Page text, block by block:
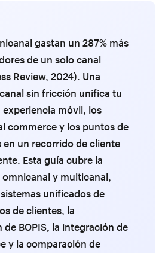
gastan un 287% más
de un solo canal
Review, 2024). Una
sin fricción unifica tu
móvil, los
commerce y los puntos de
un recorrido de cliente
Esta guía cubre la
y multicanal,
unificados de
de clientes, la
BOPIS, la integración de
y la comparación de